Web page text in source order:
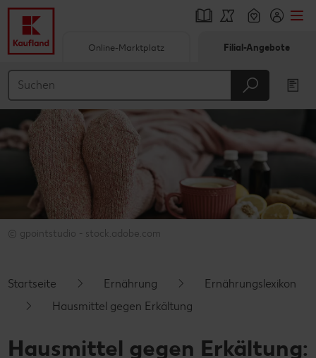
Hauptinhalt
Footer
Schwebender Seitenbereich
Online-Marktplatz Filial-Angebote
© gpointstudio - stock.adobe.com
Startseite Ernährung
Ernährungslexikon
Hausmittel gegen Erkältung
Hausmittel gegen Erkältung: